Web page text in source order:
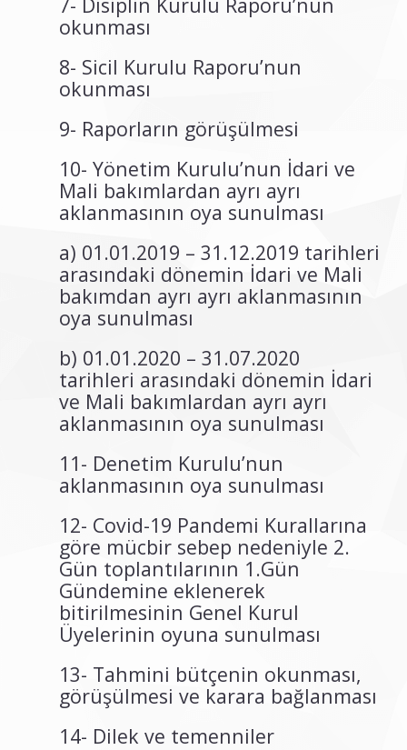
okunması
8- Sicil Kurulu Raporu’nun
okunması
9- Raporların görüşülmesi
10- Yönetim Kurulu’nun İdari ve
Mali bakımlardan ayrı ayrı
aklanmasının oya sunulması
a) 01.01.2019 – 31.12.2019 tarihleri
arasındaki dönemin İdari ve Mali
bakımdan ayrı ayrı aklanmasının
oya sunulması
b) 01.01.2020 – 31.07.2020
tarihleri arasındaki dönemin İdari
ve Mali bakımlardan ayrı ayrı
aklanmasının oya sunulması
11- Denetim Kurulu’nun
aklanmasının oya sunulması
12- Covid-19 Pandemi Kurallarına
göre mücbir sebep nedeniyle 2.
Gün toplantılarının 1.Gün
Gündemine eklenerek
bitirilmesinin Genel Kurul
Üyelerinin oyuna sunulması
13- Tahmini bütçenin okunması,
görüşülmesi ve karara bağlanması
14- Dilek ve temenniler